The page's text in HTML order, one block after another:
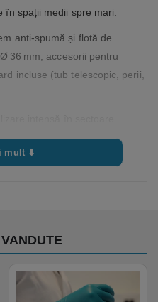
în spații medii spre mari.
anti‑spumă și flotă de
36 mm, accesorii pentru
incluse (tub telescopic, perii,
ateliere, logistică, spații de
etc.
& Dry)
mult ⬇